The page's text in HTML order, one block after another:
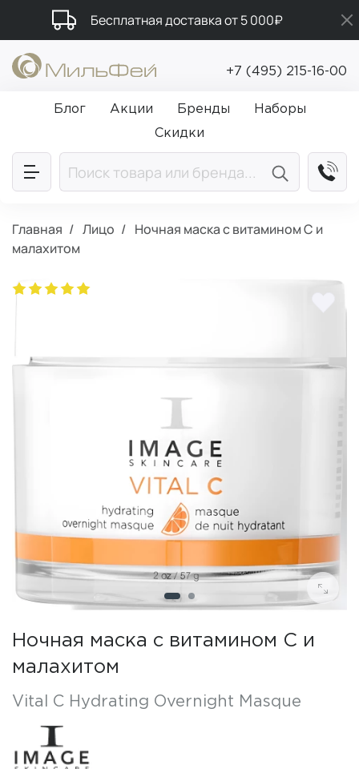
Бесплатная доставка от 5 000₽
Подарки в каждый заказ от 5 000₽
Промокод ПРИВЕТ
+7 (495) 215-16-00
Блог Акции Бренды
Наборы
Скидки
Главная Лицо
Ночная маска с витамином С и
малахитом
Ночная маска с витамином С и
малахитом
Vital C Hydrating Overnight Masque